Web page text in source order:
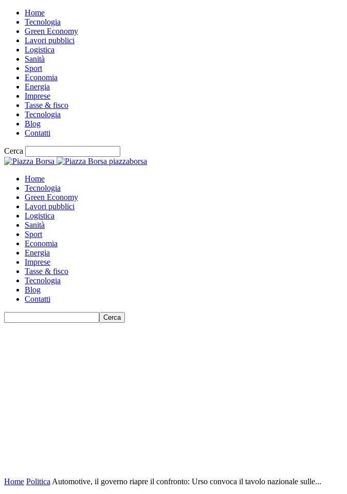
Home
Tecnologia
Green Economy
Lavori pubblici
Logistica
Sanità
Sport
Economia
Energia
Imprese
Tasse & fisco
Tecnologia
Blog
Contatti
Cerca
piazzaborsa
Home
Tecnologia
Green Economy
Lavori pubblici
Logistica
Sanità
Sport
Economia
Energia
Imprese
Tasse & fisco
Tecnologia
Blog
Contatti
Home Politica Automotive, il governo riapre il confronto: Urso convoca il tavolo nazionale sulle...